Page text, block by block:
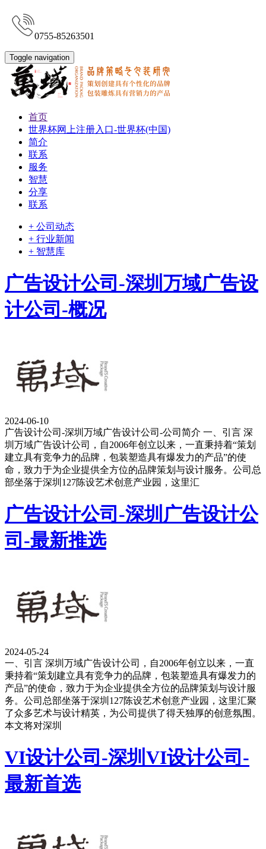
0755-85263501
Toggle navigation
首页
世界杯网上注册入口-世界杯(中国)
简介
联系
服务
智慧
分享
联系
+ 公司动态
+ 行业新闻
+ 智慧库
广告设计公司-深圳万域广告设
计公司-概况
2024-06-10
广告设计公司-深圳万域广告设计公司-公司简介 一、引言 深
圳万域广告设计公司，自2006年创立以来，一直秉持着“策划
建立具有竞争力的品牌，包装塑造具有爆发力的产品”的使
命，致力于为企业提供全方位的品牌策划与设计服务。公司总
部坐落于深圳127陈设艺术创意产业园，这里汇
广告设计公司-深圳广告设计公
司-最新推选
2024-05-24
一、引言 深圳万域广告设计公司，自2006年创立以来，一直
秉持着“策划建立具有竞争力的品牌，包装塑造具有爆发力的
产品”的使命，致力于为企业提供全方位的品牌策划与设计服
务。公司总部坐落于深圳127陈设艺术创意产业园，这里汇聚
了众多艺术与设计精英，为公司提供了得天独厚的创意氛围。
本文将对深圳
VI设计公司-深圳VI设计公司-
最新首选